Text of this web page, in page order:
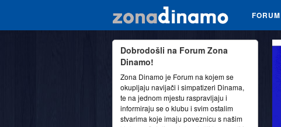
FORUM
Dobrodošli na Forum Zona
Dinamo!
Zona Dinamo je Forum na kojem se
okupljaju navijači i simpatizeri Dinama,
te na jednom mjestu raspravljaju i
informiraju se o klubu i svim ostalim
stvarima koje imaju poveznicu s našim